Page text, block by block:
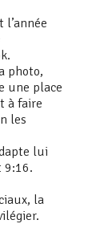
l’année
photo,
une place
à faire
les
lui
9:16.
la